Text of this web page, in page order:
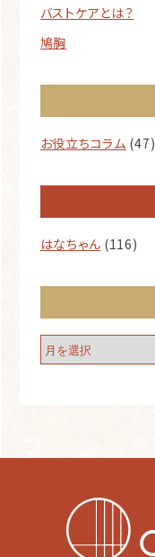
バストケアとは？
鳩胸
お役立ちコラム (47)
はなちゃん (116)